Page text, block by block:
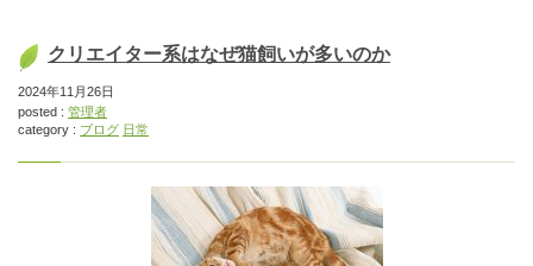
クリエイター系はなぜ猫飼いが多いのか
2024年11月26日
posted : 管理者
category : ブログ 日常